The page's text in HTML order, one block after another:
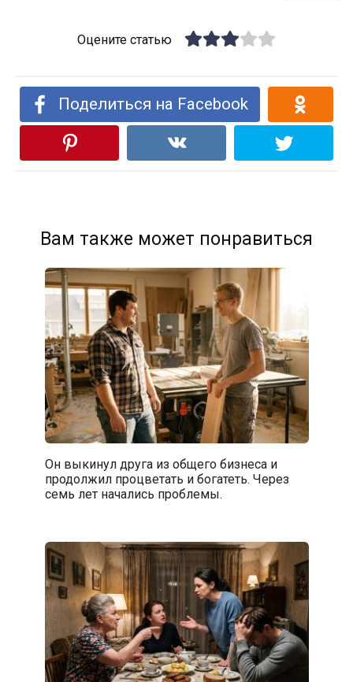
Оцените статью
Поделиться на Facebook
Вам также может понравиться
Он выкинул друга из общего бизнеса и
продолжил процветать и богатеть. Через
семь лет начались проблемы.